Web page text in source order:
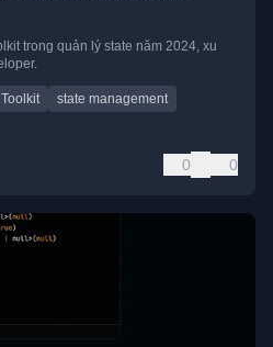
trong quản lý state năm 2024, xu
state management
0 0